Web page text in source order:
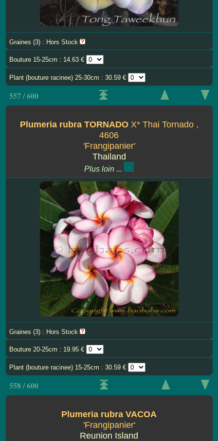
Graines (3) : Hors Stock
Bouture 15-25cm : 14.63 €
Plant (bouture racinee) 25-30cm : 30.59 €
557 / 600
Plumeria rubra TORNADO X* Thai Tornado ,
4606
'Frangipanier'
Thailand
Plus loin ...
Graines (3) : Hors Stock
Bouture 20-25cm : 19.95 €
Plant (bouture racinee) 15-25cm : 30.59 €
558 / 600
Plumeria rubra VACOA
'Frangipanier'
Reunion Island